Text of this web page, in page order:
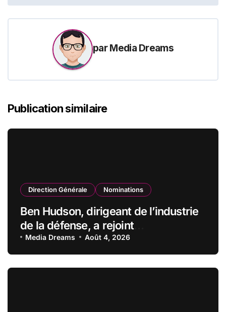
parMedia Dreams
Publication similaire
Direction Générale Nominations
Ben Hudson, dirigeant de l’industrie
de la défense, a rejoint
CZECHOSLOVAK GROUP (CSG) en
qualité de vice-président du conseil
d’administration
Media Dreams Août 4, 2026